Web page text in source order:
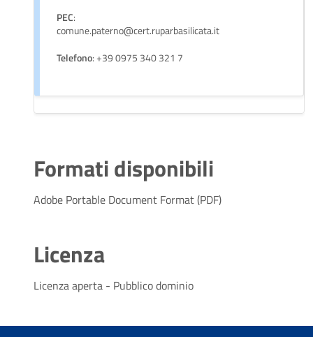
PEC:
comune.paterno@cert.ruparbasilicata.it
Telefono: +39 0975 340 321 7
Formati disponibili
Adobe Portable Document Format (PDF)
Licenza
Licenza aperta - Pubblico dominio